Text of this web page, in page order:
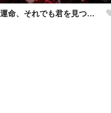
砕けた運命、それでも君を見つめて。